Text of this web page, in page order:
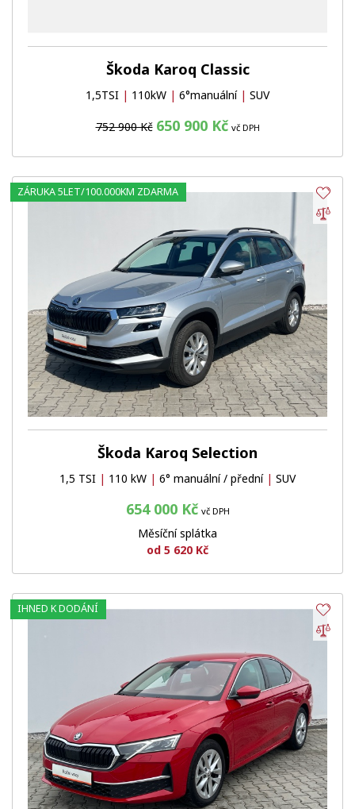
Škoda Karoq Classic
1,5TSI | 110kW | 6°manuální | SUV
752 900 Kč 650 900 Kč vč DPH
Škoda Karoq Selection
1,5 TSI | 110 kW | 6° manuální / přední | SUV
654 000 Kč vč DPH
Měsíční splátka
od 5 620 Kč
ZÁRUKA 5LET/100.000KM ZDARMA
IHNED K DODÁNÍ